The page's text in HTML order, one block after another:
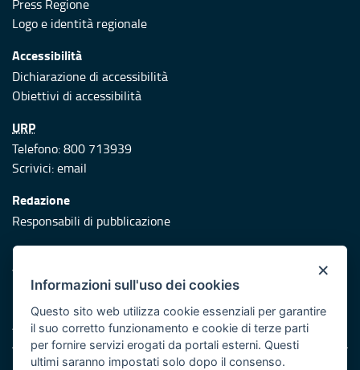
Press Regione
Logo e identità regionale
Accessibilità
Dichiarazione di accessibilità
Obiettivi di accessibilità
URP
Telefono: 800 713939
Scrivici:email
Redazione
Responsabili di pubblicazione
Protezione civile
Vai al sito di Protezione Civile Puglia
Iniziativa finanziata con risorse del POR Puglia 2014/2020 -
Asse XI
×
Informazioni sull'uso dei cookies
Questo sito web utilizza cookie essenziali per garantire
il suo corretto funzionamento e cookie di terze parti
per fornire servizi erogati da portali esterni. Questi
ultimi saranno impostati solo dopo il consenso.